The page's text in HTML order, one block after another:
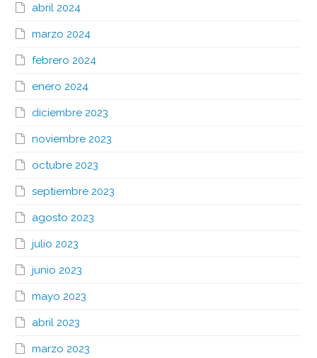
abril 2024
marzo 2024
febrero 2024
enero 2024
diciembre 2023
noviembre 2023
octubre 2023
septiembre 2023
agosto 2023
julio 2023
junio 2023
mayo 2023
abril 2023
marzo 2023